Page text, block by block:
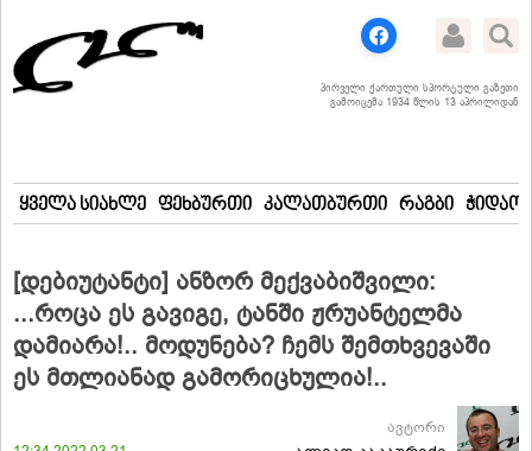
პირველი ქართული სპორტული გაზეთი
გამოიცემა 1934 წლის 13 აპრილიდან
ყველა სიახლე ფეხბურთი კალათბურთი რაგბი
[დებიუტანტი] ანზორ მექვაბიშვილი:
...როცა ეს გავიგე, ტანში ჟრუანტელმა
დამიარა!.. მოდუნება? ჩემს შემთხვევაში
ეს მთლიანად გამორიცხულია!..
ავტორი